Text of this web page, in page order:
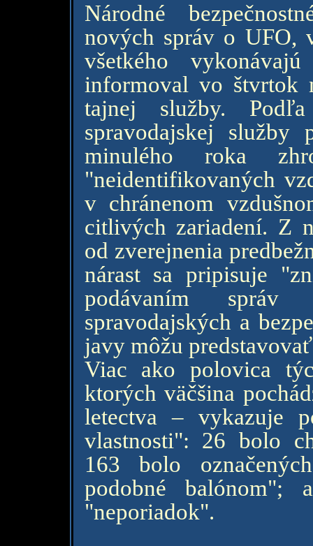
Národné
nových správ o UFO,
všetkého
informoval vo štvrtok
tajnej služby.
spravodajskej
minulého roka
"neidentifikovaných
v chránenom
citlivých zariadení. Z
od zverejnenia
nárast sa pripisuje
podávaním správ
spravodajských a
javy môžu
Viac ako polovica
ktorých väčšina
letectva – vykazuje
vlastnosti": 26 bolo
163 bolo
podobné balónom";
"neporiadok".